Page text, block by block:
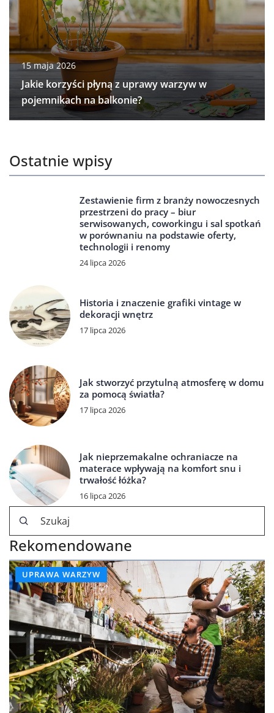
15 maja 2026
Jakie korzyści płyną z uprawy warzyw w
pojemnikach na balkonie?
Ostatnie wpisy
Zestawienie firm z branży nowoczesnych
przestrzeni do pracy – biur
serwisowanych, coworkingu i sal spotkań
w porównaniu na podstawie oferty,
technologii i renomy
24 lipca 2026
Historia i znaczenie grafiki vintage w
dekoracji wnętrz
17 lipca 2026
Jak stworzyć przytulną atmosferę w domu
za pomocą światła?
17 lipca 2026
Jak nieprzemakalne ochraniacze na
materace wpływają na komfort snu i
trwałość łóżka?
16 lipca 2026
Rekomendowane
UPRAWA WARZYW